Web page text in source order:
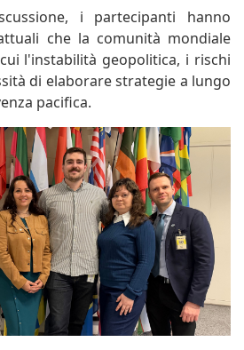
i partecipanti hanno
che la comunità mondiale
l'instabilità geopolitica, i rischi
di elaborare strategie a lungo
pacifica.